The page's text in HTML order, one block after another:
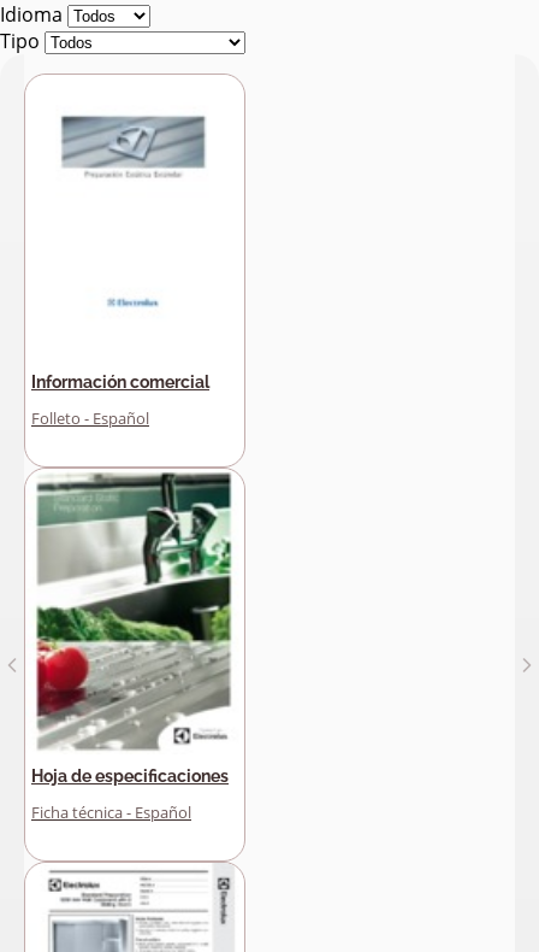
Idioma
Tipo
Información comercial
Folleto - Español
Hoja de especificaciones
Ficha técnica - Español